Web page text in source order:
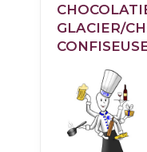
GLACIER/